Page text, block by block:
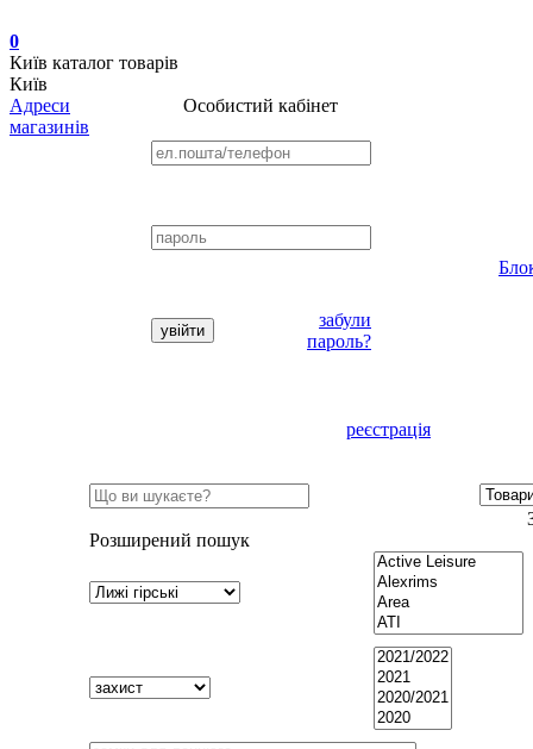
0
Київ каталог товарів
Київ
Адреси
магазинів
Особистий кабінет
забули
пароль?
реєстрація
Розширений пошук